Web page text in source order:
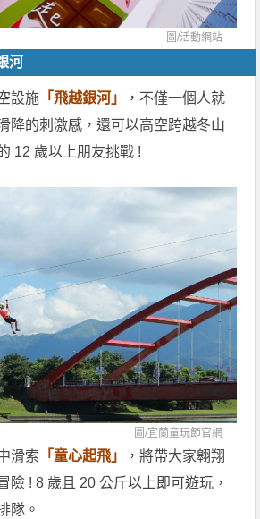
圖/活動網站
河
設施 「飛越銀河」
，不僅一個人就
降的刺激感，還可以高空跨越冬山
12 歲以上朋友挑戰 !
圖/宜蘭童玩節官網
滑索 「童心起飛」
，將帶大家翱翔
險 ! 8 歲且 20 公斤以上即可遊玩，
隊。